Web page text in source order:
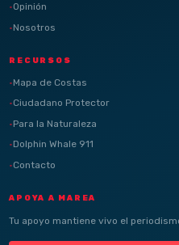
Opinión
Nosotros
RECURSOS
Mapa de Costas
Ciudadano Protector
Para la Naturaleza
Dolphin Whale 911
Contacto
APOYA A MAREA
Tu apoyo mantiene vivo el